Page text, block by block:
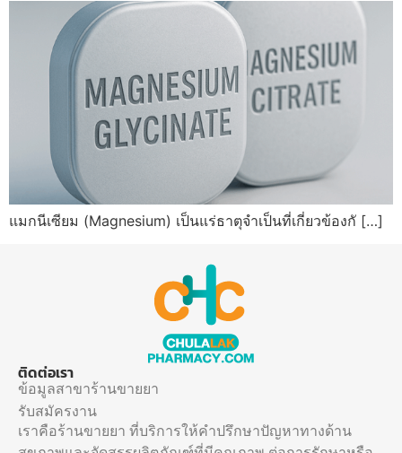
แมกนีเซียม (Magnesium) เป็นแร่ธาตุจำเป็นที่เกี่ยวข้องกั […]
ติดต่อเรา
ข้อมูลสาขาร้านขายยา
รับสมัครงาน
เราคือร้านขายยา ที่บริการให้คำปรึกษาปัญหาทางด้าน